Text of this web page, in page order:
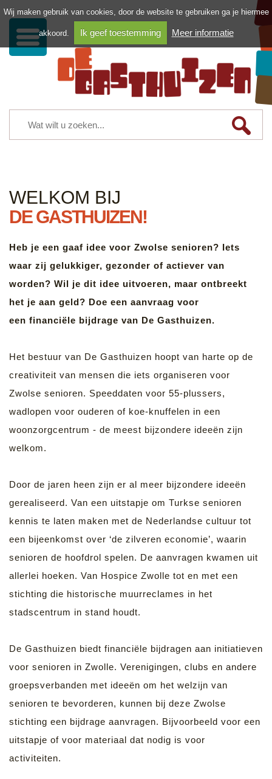
Wij maken gebruik van cookies, door de website te gebruiken ga je hiermee
akkoord. Ik geef toestemming Meer informatie
WELKOM BIJ
DE GASTHUIZEN!
Heb je een gaaf idee voor Zwolse senioren? Iets
waar zij gelukkiger, gezonder of actiever van
worden? Wil je dit idee uitvoeren, maar ontbreekt
het je aan geld? Doe een aanvraag voor
een financiële bijdrage van De Gasthuizen.
Het bestuur van De Gasthuizen hoopt van harte op de
creativiteit van mensen die iets organiseren voor
Zwolse senioren. Speeddaten voor 55-plussers,
wadlopen voor ouderen of koe-knuffelen in een
woonzorgcentrum - de meest bijzondere ideeën zijn
welkom.
Door de jaren heen zijn er al meer bijzondere ideeën
gerealiseerd. Van een uitstapje om Turkse senioren
kennis te laten maken met de Nederlandse cultuur tot
een bijeenkomst over ‘de zilveren economie’, waarin
senioren de hoofdrol spelen. De aanvragen kwamen uit
allerlei hoeken. Van Hospice Zwolle tot en met een
stichting die historische muurreclames in het
stadscentrum in stand houdt.
De Gasthuizen biedt financiële bijdragen aan initiatieven
voor senioren in Zwolle. Verenigingen, clubs en andere
groepsverbanden met ideeën om het welzijn van
senioren te bevorderen, kunnen bij deze Zwolse
stichting een bijdrage aanvragen. Bijvoorbeeld voor een
uitstapje of voor materiaal dat nodig is voor
activiteiten.